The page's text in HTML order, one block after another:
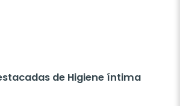
de Higiene íntima